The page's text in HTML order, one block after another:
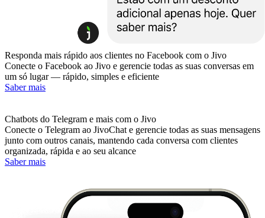
Responda mais rápido aos clientes no Facebook com o Jivo
Conecte o Facebook ao Jivo e gerencie todas as suas conversas em
um só lugar — rápido, simples e eficiente
Saber mais
Chatbots do Telegram e mais com o Jivo
Conecte o Telegram ao JivoChat e gerencie todas as suas mensagens
junto com outros canais, mantendo cada conversa com clientes
organizada, rápida e ao seu alcance
Saber mais